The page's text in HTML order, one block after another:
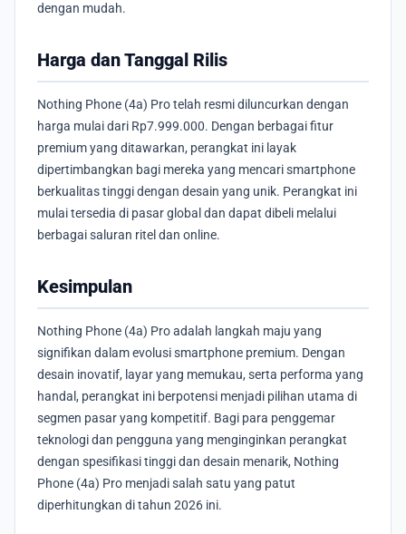
dengan mudah.
Harga dan Tanggal Rilis
Nothing Phone (4a) Pro telah resmi diluncurkan dengan
harga mulai dari Rp7.999.000. Dengan berbagai fitur
premium yang ditawarkan, perangkat ini layak
dipertimbangkan bagi mereka yang mencari smartphone
berkualitas tinggi dengan desain yang unik. Perangkat ini
mulai tersedia di pasar global dan dapat dibeli melalui
berbagai saluran ritel dan online.
Kesimpulan
Nothing Phone (4a) Pro adalah langkah maju yang
signifikan dalam evolusi smartphone premium. Dengan
desain inovatif, layar yang memukau, serta performa yang
handal, perangkat ini berpotensi menjadi pilihan utama di
segmen pasar yang kompetitif. Bagi para penggemar
teknologi dan pengguna yang menginginkan perangkat
dengan spesifikasi tinggi dan desain menarik, Nothing
Phone (4a) Pro menjadi salah satu yang patut
diperhitungkan di tahun 2026 ini.